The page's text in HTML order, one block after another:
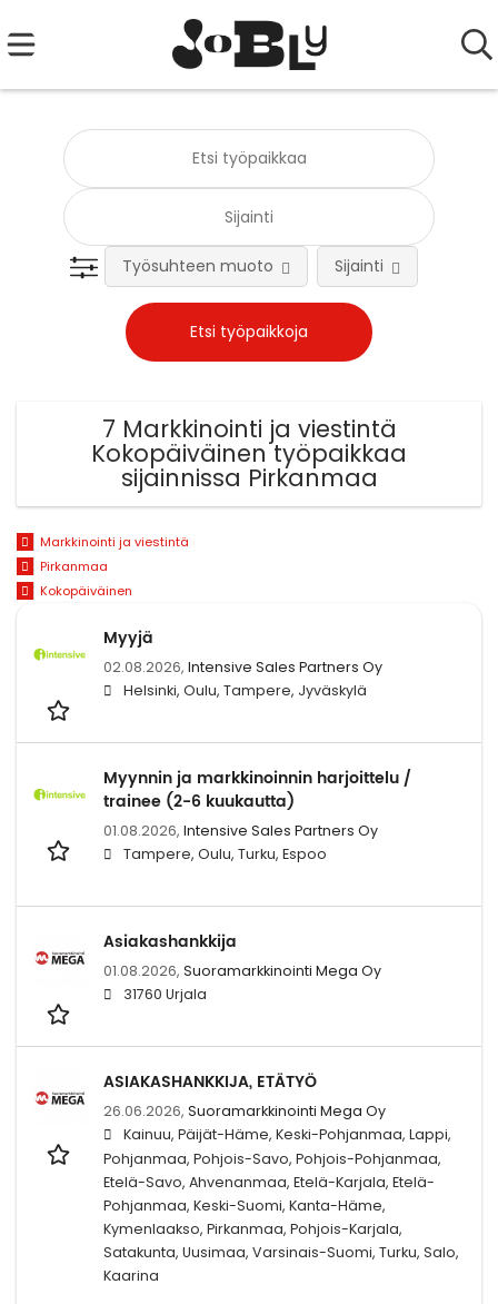
Työsuhteen muoto Sijainti
7 Markkinointi ja viestintä
Kokopäiväinen työpaikkaa
sijainnissa Pirkanmaa
Markkinointi ja viestintä
Pirkanmaa
Kokopäiväinen
Myyjä
02.08.2026, Intensive Sales Partners Oy
Helsinki, Oulu, Tampere, Jyväskylä
Myynnin ja markkinoinnin harjoittelu /
trainee (2-6 kuukautta)
01.08.2026, Intensive Sales Partners Oy
Tampere, Oulu, Turku, Espoo
Asiakashankkija
01.08.2026, Suoramarkkinointi Mega Oy
31760 Urjala
ASIAKASHANKKIJA, ETÄTYÖ
26.06.2026, Suoramarkkinointi Mega Oy
Kainuu, Päijät-Häme, Keski-Pohjanmaa, Lappi,
Pohjanmaa, Pohjois-Savo, Pohjois-Pohjanmaa,
Etelä-Savo, Ahvenanmaa, Etelä-Karjala, Etelä-
Pohjanmaa, Keski-Suomi, Kanta-Häme,
Kymenlaakso, Pirkanmaa, Pohjois-Karjala,
Satakunta, Uusimaa, Varsinais-Suomi, Turku, Salo,
Kaarina